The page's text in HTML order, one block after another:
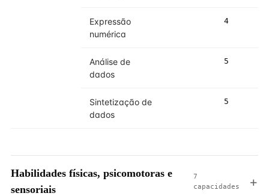
Expressão
numérica
4
Análise de
dados
5
Sintetização de
dados
5
Habilidades físicas, psicomotoras e
sensoriais
7
capacidades